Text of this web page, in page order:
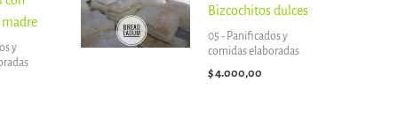
madre
y
Bizcochitos dulces
05 - Panificados y
comidas elaboradas
$4.000,00